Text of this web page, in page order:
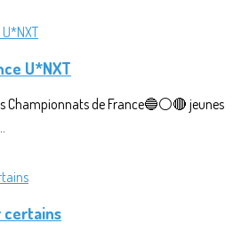
U*NXT
Championnats de France🔵⚪🔴 jeunes
certains